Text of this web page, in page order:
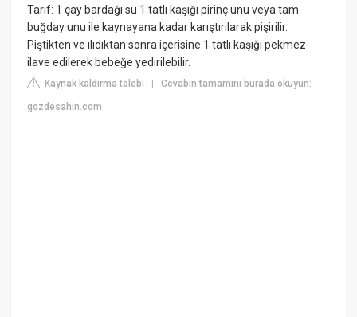
Tarif: 1 çay bardağı su 1 tatlı kaşığı pirinç unu veya tam
buğday unu ile kaynayana kadar karıştırılarak pişirilir.
Piştikten ve ılıdıktan sonra içerisine 1 tatlı kaşığı pekmez
ilave edilerek bebeğe yedirilebilir.
Kaynak kaldırma talebi |Cevabın tamamını burada okuyun:
gozdesahin.com